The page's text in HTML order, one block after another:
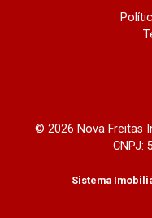
© 2026 Nova Freitas
CNPJ:
Sistema